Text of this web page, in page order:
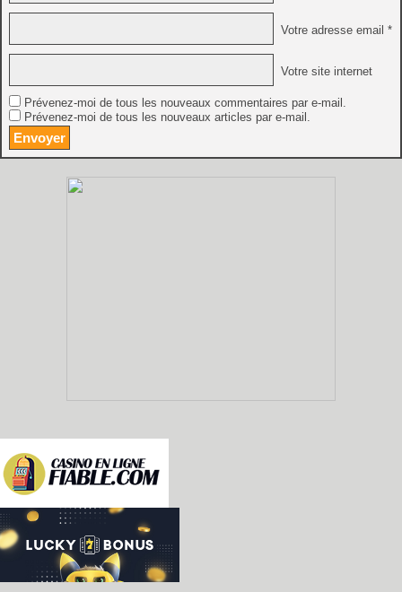
Votre adresse email *
Votre site internet
Prévenez-moi de tous les nouveaux commentaires par e-mail.
Prévenez-moi de tous les nouveaux articles par e-mail.